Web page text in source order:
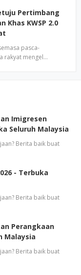
Pertimbang
Khas KWSP 2.0
pasca-
rakyat mengel…
Imigresen
Seluruh Malaysia
Berita baik buat
- Terbuka
Berita baik buat
Perangkaan
Malaysia
Berita baik buat